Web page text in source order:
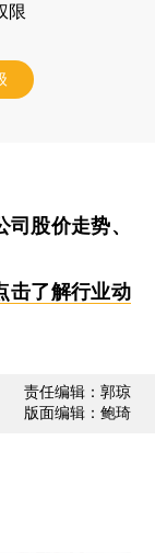
限
司股价走势、
击了解行业动
责任编辑：郭琼
版面编辑：鲍琦